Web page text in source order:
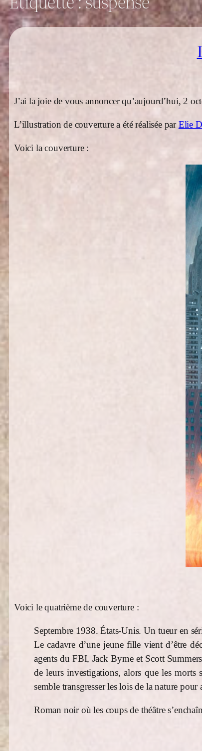
J’ai la joie de vous annoncer qu’aujourd’hui, 2
L’illustration de couverture a été réalisée parElie
Voici la couverture :
Voici le quatrième de couverture :
Septembre 1938. États-Unis. Un tueur en
Le cadavre d’une jeune fille vient d’être
agents du FBI, Jack Byrne et Scott
de leurs investigations, alors que les morts
semble transgresser les lois de la nature
Roman noir où les coups de théâtre